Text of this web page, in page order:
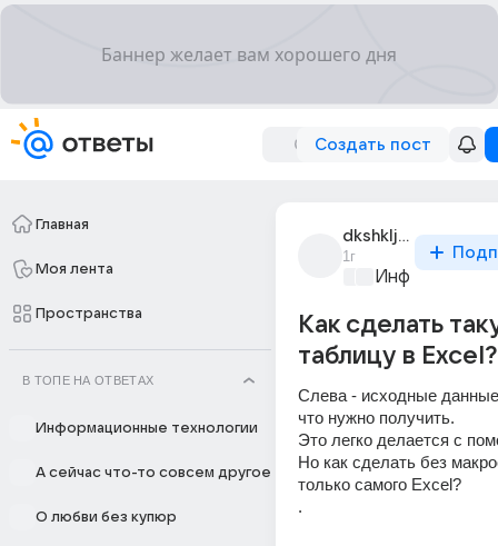
Создать пост
Главная
Моя лента
Пространства
В ТОПЕ НА ОТВЕТАХ
Информационные технологии
А сейчас что-то совсем другое
О любви без купюр
dkshkljf_dkshkljf
1г
Как сделать
таблицу в Excel?
Слева - исходные
что нужно получить.
Это легко делается с
Но как сделать без
только самого Excel?
.